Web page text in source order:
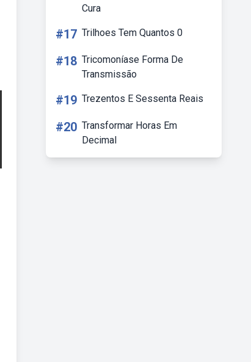
Cura
#17 Trilhoes Tem Quantos 0
#18 Tricomoníase Forma De
Transmissão
#19 Trezentos E Sessenta Reais
#20 Transformar Horas Em
Decimal